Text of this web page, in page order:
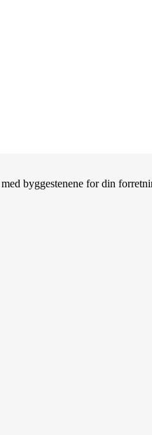
byggestenene for din